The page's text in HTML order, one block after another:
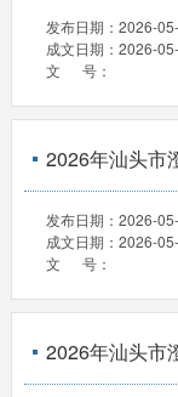
发布日期： 2026-
成文日期： 2026-
文 号：
2026年汕头市
发布日期： 2026-
成文日期： 2026-
文 号：
2026年汕头市